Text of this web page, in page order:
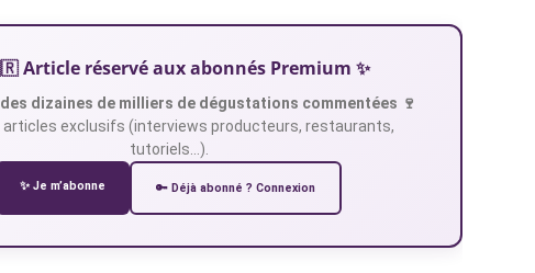
Article réservé aux abonnés Premium ✨
dizaines de milliers de dégustations commentées 🍷
articles exclusifs (interviews producteurs, restaurants,
tutoriels…).
✨ Je m’abonne 🔑 Déjà abonné ? Connexion